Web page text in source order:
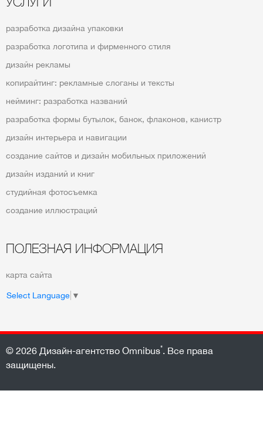
разработка дизайна упаковки
разработка логотипа и фирменного стиля
дизайн рекламы
копирайтинг: рекламные слоганы и тексты
нейминг: разработка названий
разработка формы бутылок, банок, флаконов, канистр
дизайн интерьера и навигации
создание сайтов и дизайн мобильных приложений
дизайн изданий и книг
студийная фотосъемка
создание иллюстраций
ПОЛЕЗНАЯ ИНФОРМАЦИЯ
карта сайта
Select Language ▼
© 2026 Дизайн-агентство Omnibus*. Все права
защищены.